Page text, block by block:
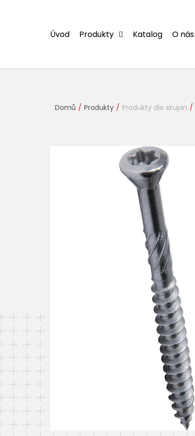
Úvod Produkty Katalog O nás
Domů Produkty Produkty dle skupin